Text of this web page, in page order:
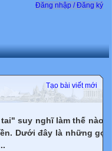
Đăng nhập / Đăng ký
Tạo bài viết mới
suy nghĩ làm thế nào để
Dưới đây là những gợi ý